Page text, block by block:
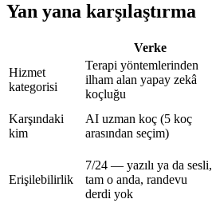
Yan yana karşılaştırma
Verke
Hizmet
kategorisi
Terapi yöntemlerinden
ilham alan yapay zekâ
koçluğu
Karşındaki
kim
AI uzman koç (5 koç
arasından seçim)
Erişilebilirlik
7/24 — yazılı ya da sesli,
tam o anda, randevu
derdi yok